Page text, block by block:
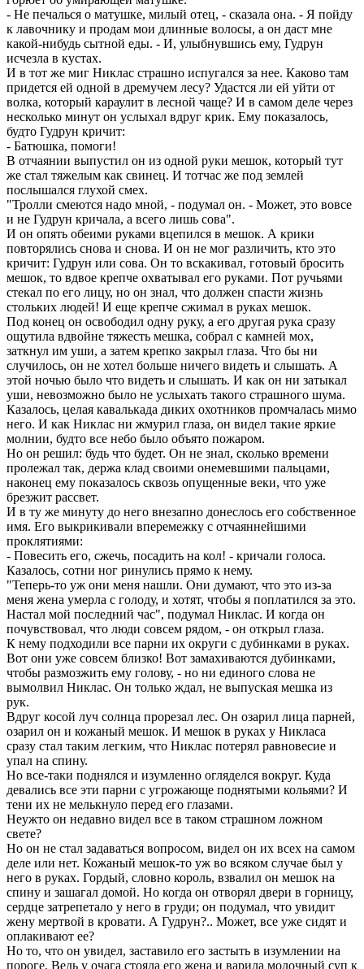
- Не печалься о матушке, милый отец, - сказала она. - Я пойду
к лавочнику и продам мои длинные волосы, а он даст мне
какой-нибудь сытной еды. - И, улыбнувшись ему, Гудрун
исчезла в кустах.
И в тот же миг Никлас страшно испугался за нее. Каково там
придется ей одной в дремучем лесу? Удастся ли ей уйти от
волка, который караулит в лесной чаще? И в самом деле через
несколько минут он услыхал вдруг крик. Ему показалось,
будто Гудрун кричит:
- Батюшка, помоги!
В отчаянии выпустил он из одной руки мешок, который тут
же стал тяжелым как свинец. И тотчас же под землей
послышался глухой смех.
"Тролли смеются надо мной, - подумал он. - Может, это вовсе
и не Гудрун кричала, а всего лишь сова".
И он опять обеими руками вцепился в мешок. А крики
повторялись снова и снова. И он не мог различить, кто это
кричит: Гудрун или сова. Он то вскакивал, готовый бросить
мешок, то вдвое крепче охватывал его руками. Пот ручьями
стекал по его лицу, но он знал, что должен спасти жизнь
стольких людей! И еще крепче сжимал в руках мешок.
Под конец он освободил одну руку, а его другая рука сразу
ощутила вдвойне тяжесть мешка, собрал с камней мох,
заткнул им уши, а затем крепко закрыл глаза. Что бы ни
случилось, он не хотел больше ничего видеть и слышать. А
этой ночью было что видеть и слышать. И как он ни затыкал
уши, невозможно было не услыхать такого страшного шума.
Казалось, целая кавалькада диких охотников промчалась мимо
него. И как Никлас ни жмурил глаза, он видел такие яркие
молнии, будто все небо было объято пожаром.
Но он решил: будь что будет. Он не знал, сколько времени
пролежал так, держа клад своими онемевшими пальцами,
наконец ему показалось сквозь опущенные веки, что уже
брезжит рассвет.
И в ту же минуту до него внезапно донеслось его собственное
имя. Его выкрикивали вперемежку с отчаяннейшими
проклятиями:
- Повесить его, сжечь, посадить на кол! - кричали голоса.
Казалось, сотни ног ринулись прямо к нему.
"Теперь-то уж они меня нашли. Они думают, что это из-за
меня жена умерла с голоду, и хотят, чтобы я поплатился за это.
Настал мой последний час", подумал Никлас. И когда он
почувствовал, что люди совсем рядом, - он открыл глаза.
К нему подходили все парни их округи с дубинками в руках.
Вот они уже совсем близко! Вот замахиваются дубинками,
чтобы размозжить ему голову, - но ни единого слова не
вымолвил Никлас. Он только ждал, не выпуская мешка из
рук.
Вдруг косой луч солнца прорезал лес. Он озарил лица парней,
озарил он и кожаный мешок. И мешок в руках у Никласа
сразу стал таким легким, что Никлас потерял равновесие и
упал на спину.
Но все-таки поднялся и изумленно огляделся вокруг. Куда
девались все эти парни с угрожающе поднятыми кольями? И
тени их не мелькнуло перед его глазами.
Неужто он недавно видел все в таком страшном ложном
свете?
Но он не стал задаваться вопросом, видел он их всех на самом
деле или нет. Кожаный мешок-то уж во всяком случае был у
него в руках. Гордый, словно король, взвалил он мешок на
спину и зашагал домой. Но когда он отворял двери в горницу,
сердце затрепетало у него в груди; он подумал, что увидит
жену мертвой в кровати. А Гудрун?.. Может, все уже сидят и
оплакивают ее?
Но то, что он увидел, заставило его застыть в изумлении на
пороге. Ведь у очага стояла его жена и варила молочный суп к